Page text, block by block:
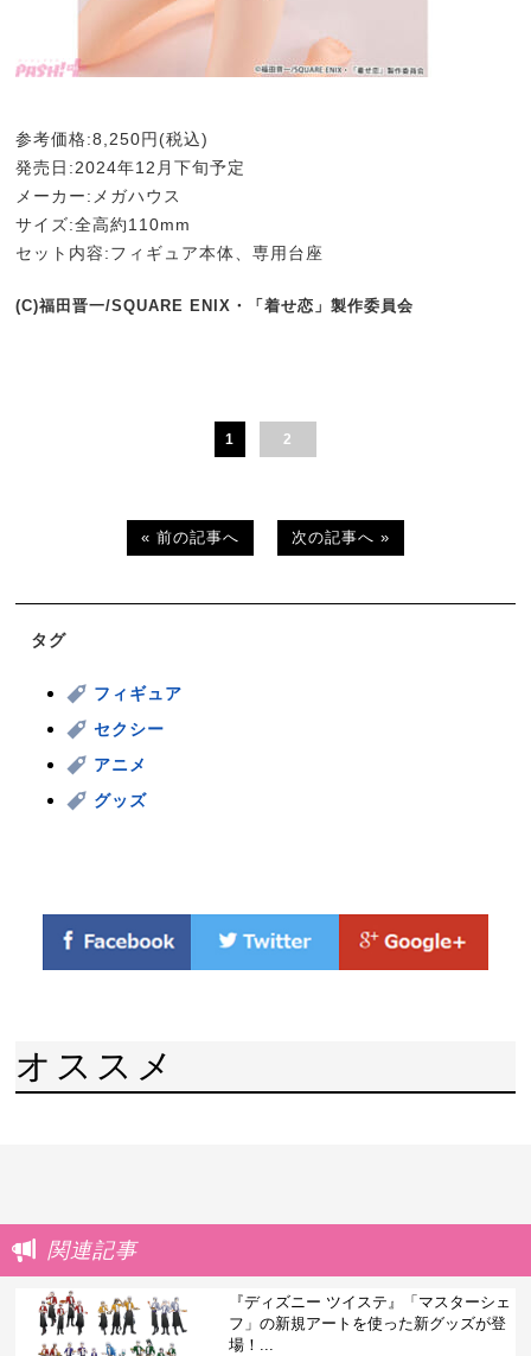
参考価格:8,250円(税込)
発売日:2024年12月下旬予定
メーカー:メガハウス
サイズ:全高約110mm
セット内容:フィギュア本体、専用台座
(C)福田晋一/SQUARE ENIX・「着せ恋」製作委員会
1 2
« 前の記事へ 次の記事へ »
タグ
フィギュア
セクシー
アニメ
グッズ
オススメ
関連記事
『ディズニー ツイステ』「マスターシェ
フ」の新規アートを使った新グッズが登
場！...